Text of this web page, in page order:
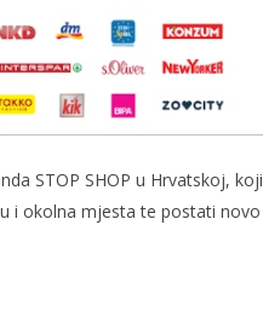
STOP SHOP u Hrvatskoj, koji
i okolna mjesta te postati novo